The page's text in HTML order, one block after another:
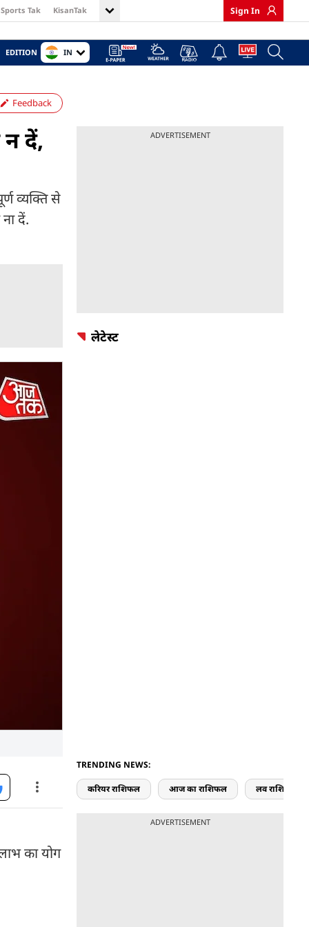
Sports Tak KisanTak Sign In
EDITION IN
Feedback
दें,
व्यक्ति से
दें.
का योग
ADVERTISEMENT
लेटेस्ट
TRENDING NEWS:
करियर राशिफल आज का राशिफल लव राशिफल
ADVERTISEMENT